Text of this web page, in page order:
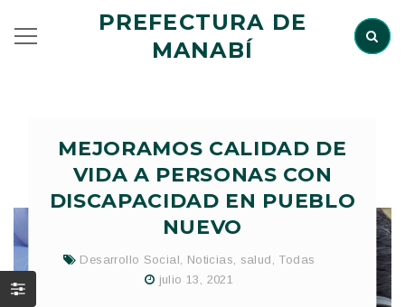
PREFECTURA DE
MANABÍ
MEJORAMOS CALIDAD DE
VIDA A PERSONAS CON
DISCAPACIDAD EN PUEBLO
NUEVO
Desarrollo Social Noticias salud
Todas
julio 13, 2021